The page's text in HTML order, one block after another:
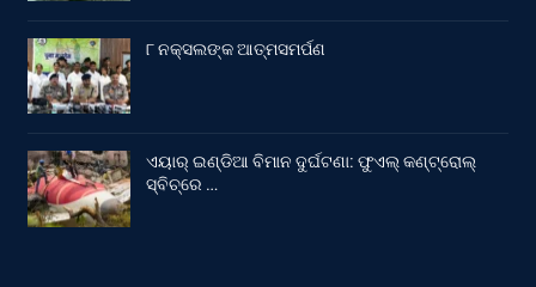
୮ ନକ୍ସଲଙ୍କ ଆତ୍ମସମର୍ପଣ
ଏୟାର୍ ଇଣ୍ଡିଆ ବିମାନ ଦୁର୍ଘଟଣା: ଫୁଏଲ୍‌ କଣ୍ଟ୍ରୋଲ୍‌
ସ୍ବିଚ୍‌ରେ …